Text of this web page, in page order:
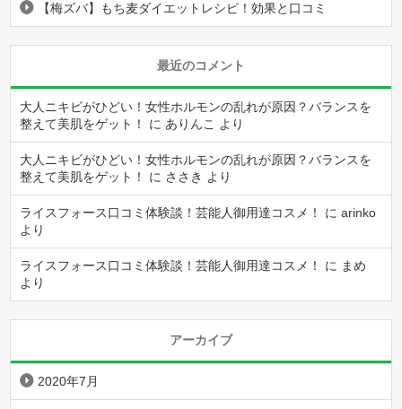
【梅ズバ】もち麦ダイエットレシピ！効果と口コミ
最近のコメント
大人ニキビがひどい！女性ホルモンの乱れが原因？バランスを
整えて美肌をゲット！
に ありんこ より
大人ニキビがひどい！女性ホルモンの乱れが原因？バランスを
整えて美肌をゲット！
に ささき より
ライスフォース口コミ体験談！芸能人御用達コスメ！ にarinko
より
ライスフォース口コミ体験談！芸能人御用達コスメ！ に まめ
より
アーカイブ
2020年7月